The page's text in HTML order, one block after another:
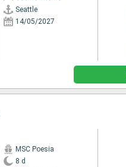
Seattle
14/05/2027
MSC Poesia
8 d